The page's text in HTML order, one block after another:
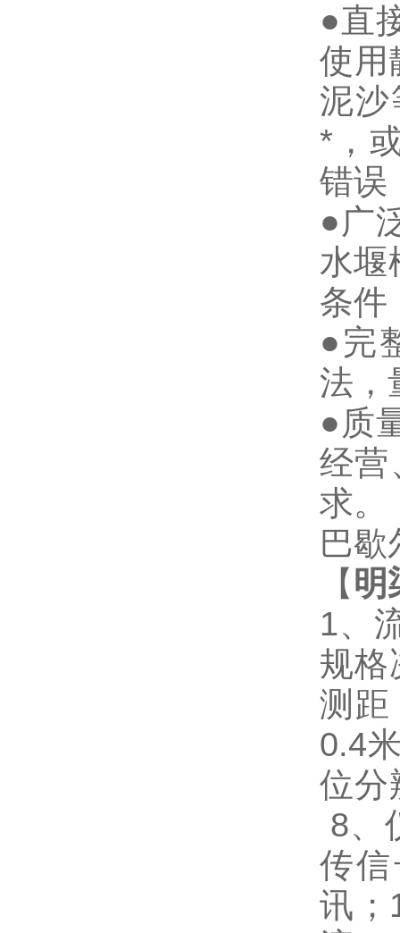
●直
使用
泥
*，
错误
●广
水堰
条件
●完
法，
●质
经营
求。
巴歇
【明
1、
规
测距
0.4
位
8、
传
讯；